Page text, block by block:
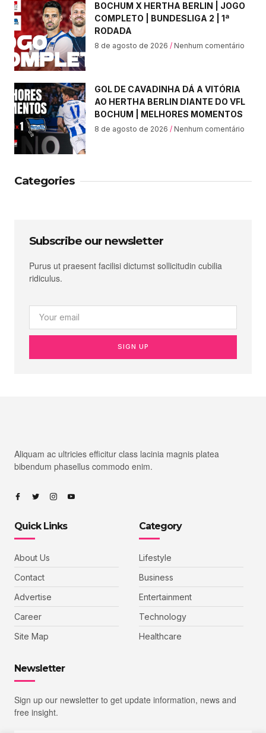
BOCHUM X HERTHA BERLIN | JOGO
COMPLETO | BUNDESLIGA 2 | 1ª
RODADA
8 de agosto de 2026 Nenhum comentário
GOL DE CAVADINHA DÁ A VITÓRIA
AO HERTHA BERLIN DIANTE DO VFL
BOCHUM | MELHORES MOMENTOS
8 de agosto de 2026 Nenhum comentário
Categories
Subscribe our newsletter
Purus ut praesent facilisi dictumst sollicitudin cubilia
ridiculus.
SIGN UP
Aliquam ac ultricies efficitur class lacinia magnis platea
bibendum phasellus commodo enim.
Quick Links
About Us
Contact
Advertise
Career
Site Map
Category
Lifestyle
Business
Entertainment
Technology
Healthcare
Newsletter
Sign up our newsletter to get update information, news and
free insight.